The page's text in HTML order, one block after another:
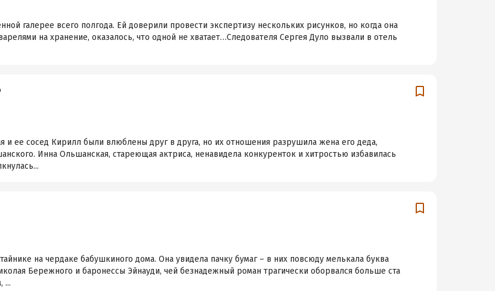
галерее всего полгода. Ей доверили провести экспертизу нескольких рисунков, но когда она
на хранение, оказалось, что одной не хватает…Следователя Сергея Дуло вызвали в отель
и ее сосед Кирилл были влюблены друг в друга, но их отношения разрушила жена его деда,
Инна Ольшанская, стареющая актриса, ненавидела конкуренток и хитростью избавилась
на чердаке бабушкиного дома. Она увидела пачку бумаг – в них повсюду мелькала буква
Бережного и баронессы Эйнауди, чей безнадежный роман трагически оборвался больше ста
...